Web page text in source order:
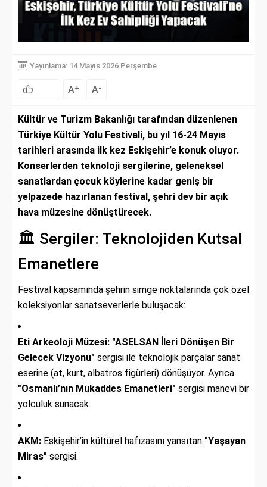
Yayınlama: 14 Mayıs 2026 Perşembe
A+ A-
Kültür ve Turizm Bakanlığı tarafından düzenlenen
Türkiye Kültür Yolu Festivali, bu yıl 16-24 Mayıs
tarihleri arasında ilk kez Eskişehir’e konuk oluyor.
Konserlerden teknoloji sergilerine, geleneksel
sanatlardan çocuk köylerine kadar geniş bir
yelpazede hazırlanan festival, şehri dev bir açık
hava müzesine dönüştürecek.
🏛️ Sergiler: Teknolojiden Kutsal
Emanetlere
Festival kapsamında şehrin simge noktalarında çok özel
koleksiyonlar sanatseverlerle buluşacak:
Eti Arkeoloji Müzesi: "ASELSAN İleri Dönüşen Bir
Gelecek Vizyonu" sergisi ile teknolojik parçalar sanat
eserine (at, kurt, albatros figürleri) dönüşüyor. Ayrıca
"Osmanlı’nın Mukaddes Emanetleri" sergisi manevi bir
yolculuk sunacak.
AKM: Eskişehir’in kültürel hafızasını yansıtan "Yaşayan
Miras" sergisi.